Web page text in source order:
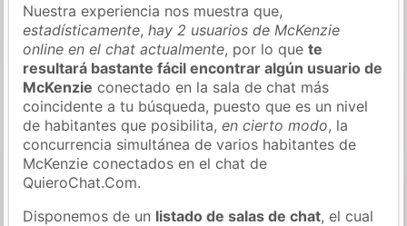
Nuestra experiencia nos muestra que,
estadísticamente,hay 2 usuarios de McKenzie
online en el chat actualmente, por lo quete
resultará bastante fácil encontrar algún usuario de
McKenzie conectado en la sala de chat más
coincidente a tu búsqueda, puesto que es un nivel
de habitantes que posibilita,en cierto modo, la
concurrencia simultánea de varios habitantes de
McKenzie conectados en el chat de
QuieroChat.Com.
Disponemos de un listado de salas de chat, el cual